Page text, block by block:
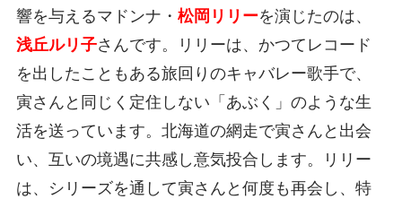
響を与えるマドンナ・ 松岡リリーを演じたのは、
浅丘ルリ子さんです。リリーは、かつてレコード
を出したこともある旅回りのキャバレー歌手で、
寅さんと同じく定住しない「あぶく」のような生
活を送っています。北海道の網走で寅さんと出会
い、互いの境遇に共感し意気投合します。リリー
は、シリーズを通して寅さんと何度も再会し、特